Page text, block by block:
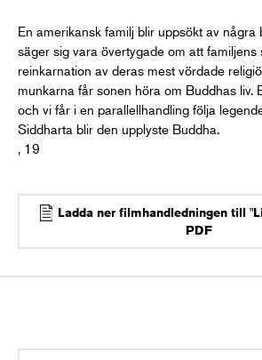
En amerikansk familj blir uppsökt av några
säger sig vara övertygade om att familjens
reinkarnation av deras mest vördade
munkarna får sonen höra om Buddhas liv.
och vi får i en parallellhandling följa
Siddharta blir den upplyste Buddha.
, 19
Ladda ner filmhandledningen till
PDF